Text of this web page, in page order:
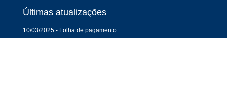
Últimas atualizações
10/03/2025 - Folha de pagamento